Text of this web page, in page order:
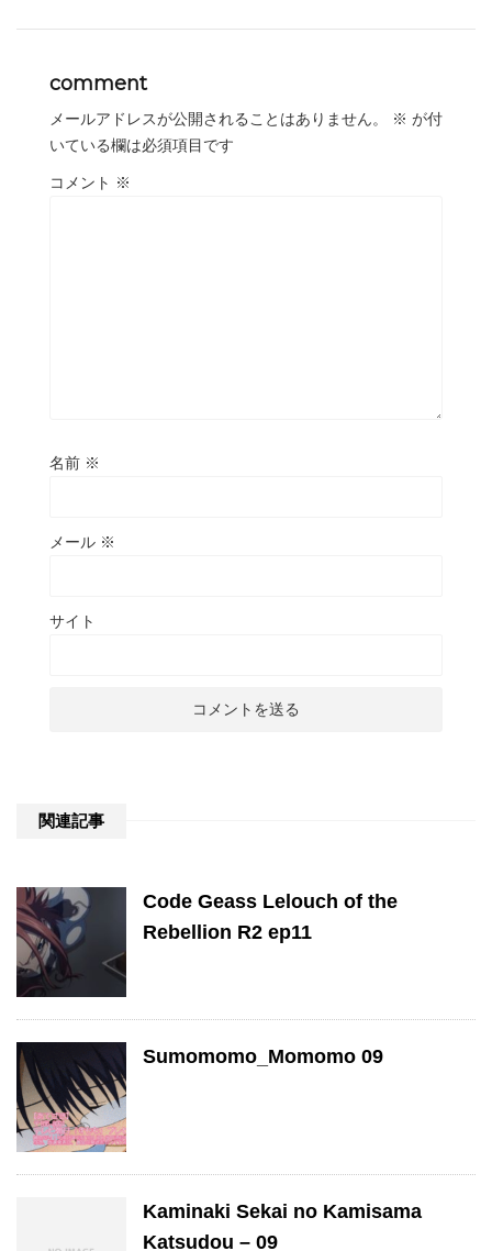
comment
メールアドレスが公開されることはありません。 ※ が付
いている欄は必須項目です
コメント ※
名前 ※
メール ※
サイト
関連記事
Code Geass Lelouch of the
Rebellion R2 ep11
Sumomomo_Momomo 09
Kaminaki Sekai no Kamisama
Katsudou – 09